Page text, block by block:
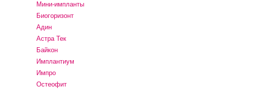
Мини-импланты
Биогоризонт
Адин
Астра Тек
Байкон
Имплантиум
Импро
Остеофит